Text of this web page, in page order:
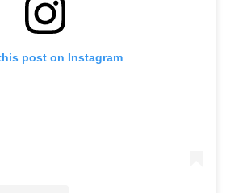
post on Instagram